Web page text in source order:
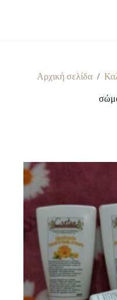
Αρχική σελίδα /